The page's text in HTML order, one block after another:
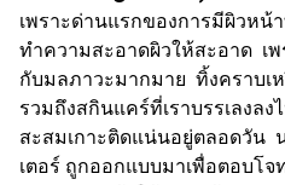
เพราะด่านแรกของการมีผิวหน้
ทำความสะอาดผิวให้สะอาด เ
กับมลภาวะมากมาย ทิ้งคราบเ
รวมถึงสกินแคร์ที่เราบรรเลงล
สะสมเกาะติดแน่นอยู่ตลอดวัน
เตอร์ ถูกออกแบบมาเพื่อตอบโจ